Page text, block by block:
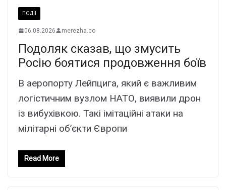
ПОДІЇ
06.08.2026 merezha.co
Подоляк сказав, що змусить
Росію боятися продовження боїв
В аеропорту Лейпцига, який є важливим
логістичним вузлом НАТО, виявили дрон
із вибухівкою. Такі імітаційні атаки на
мілітарні об’єкти Європи
Read More